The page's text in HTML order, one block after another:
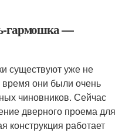
гармошка —
существуют уже не
время они были очень
чиновников. Сейчас
дверного проема для
конструкция работает